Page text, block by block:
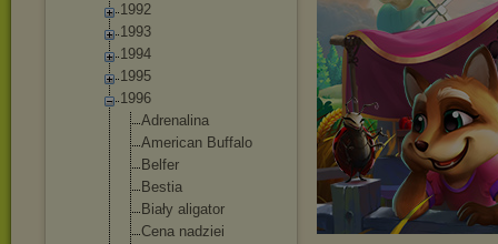
1992
1993
1994
1995
1996
Adrenalina
American Buffalo
Belfer
Bestia
Biały aligator
Cena nadziei